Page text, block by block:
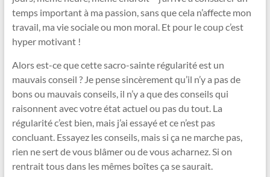
temps important à ma passion, sans que cela n’affecte mon
travail, ma vie sociale ou mon moral. Et pour le coup c’est
hyper motivant !
Alors est-ce que cette sacro-sainte régularité est un
mauvais conseil ? Je pense sincèrement qu’il n’y a pas de
bons ou mauvais conseils, il n’y a que des conseils qui
raisonnent avec votre état actuel ou pas du tout. La
régularité c’est bien, mais j’ai essayé et ce n’est pas
concluant. Essayez les conseils, mais si ça ne marche pas,
rien ne sert de vous blâmer ou de vous acharnez. Si on
rentrait tous dans les mêmes boîtes ça se saurait.